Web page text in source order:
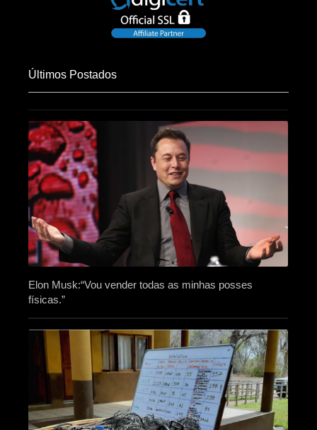
Últimos Postados
Elon Musk:“Vou vender todas as minhas posses
físicas.”